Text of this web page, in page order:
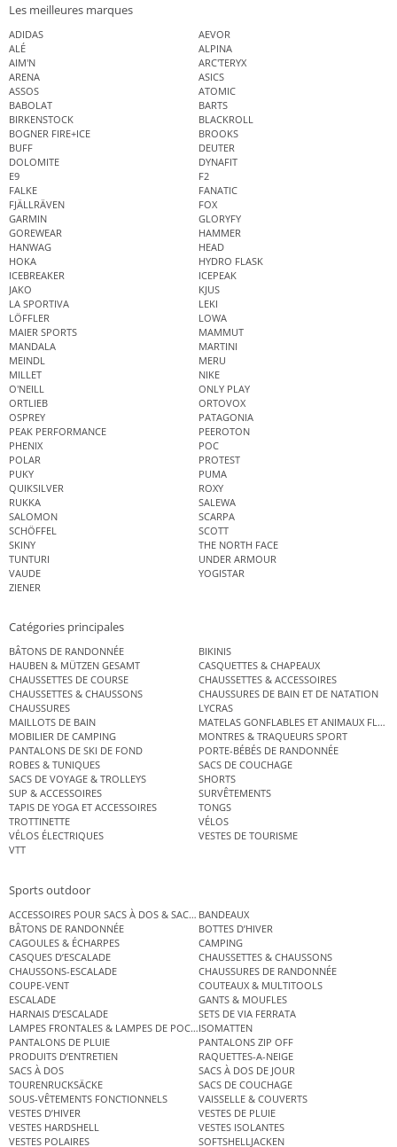
Les meilleures marques
ADIDAS
AEVOR
ALÉ
ALPINA
AIM'N
ARC'TERYX
ARENA
ASICS
ASSOS
ATOMIC
BABOLAT
BARTS
BIRKENSTOCK
BLACKROLL
BOGNER FIRE+ICE
BROOKS
BUFF
DEUTER
DOLOMITE
DYNAFIT
E9
F2
FALKE
FANATIC
FJÄLLRÄVEN
FOX
GARMIN
GLORYFY
GOREWEAR
HAMMER
HANWAG
HEAD
HOKA
HYDRO FLASK
ICEBREAKER
ICEPEAK
JAKO
KJUS
LA SPORTIVA
LEKI
LÖFFLER
LOWA
MAIER SPORTS
MAMMUT
MANDALA
MARTINI
MEINDL
MERU
MILLET
NIKE
O'NEILL
ONLY PLAY
ORTLIEB
ORTOVOX
OSPREY
PATAGONIA
PEAK PERFORMANCE
PEEROTON
PHENIX
POC
POLAR
PROTEST
PUKY
PUMA
QUIKSILVER
ROXY
RUKKA
SALEWA
SALOMON
SCARPA
SCHÖFFEL
SCOTT
SKINY
THE NORTH FACE
TUNTURI
UNDER ARMOUR
VAUDE
YOGISTAR
ZIENER
Catégories principales
BÂTONS DE RANDONNÉE
BIKINIS
HAUBEN & MÜTZEN GESAMT
CASQUETTES & CHAPEAUX
CHAUSSETTES DE COURSE
CHAUSSETTES & ACCESSOIRES
CHAUSSETTES & CHAUSSONS
CHAUSSURES DE BAIN ET DE NATATION
CHAUSSURES
LYCRAS
MAILLOTS DE BAIN
MATELAS GONFLABLES ET ANIMAUX
MOBILIER DE CAMPING
MONTRES & TRAQUEURS SPORT
PANTALONS DE SKI DE FOND
PORTE-BÉBÉS DE RANDONNÉE
ROBES & TUNIQUES
SACS DE COUCHAGE
SACS DE VOYAGE & TROLLEYS
SHORTS
SUP & ACCESSOIRES
SURVÊTEMENTS
TAPIS DE YOGA ET ACCESSOIRES
TONGS
TROTTINETTE
VÉLOS
VÉLOS ÉLECTRIQUES
VESTES DE TOURISME
VTT
Sports outdoor
ACCESSOIRES POUR SACS À DOS & SACS ÉTANCHES
BANDEAUX
BÂTONS DE RANDONNÉE
BOTTES D’HIVER
CAGOULES & ÉCHARPES
CAMPING
CASQUES D’ESCALADE
CHAUSSETTES & CHAUSSONS
CHAUSSONS-ESCALADE
CHAUSSURES DE RANDONNÉE
COUPE-VENT
COUTEAUX & MULTITOOLS
ESCALADE
GANTS & MOUFLES
HARNAIS D’ESCALADE
SETS DE VIA FERRATA
LAMPES FRONTALES & LAMPES DE POCHEISOMATTEN
PANTALONS DE PLUIE
PANTALONS ZIP OFF
PRODUITS D’ENTRETIEN
RAQUETTES-A-NEIGE
SACS À DOS
SACS À DOS DE JOUR
TOURENRUCKSÄCKE
SACS DE COUCHAGE
SOUS-VÊTEMENTS FONCTIONNELS
VAISSELLE & COUVERTS
VESTES D’HIVER
VESTES DE PLUIE
VESTES HARDSHELL
VESTES ISOLANTES
VESTES POLAIRES
SOFTSHELLJACKEN